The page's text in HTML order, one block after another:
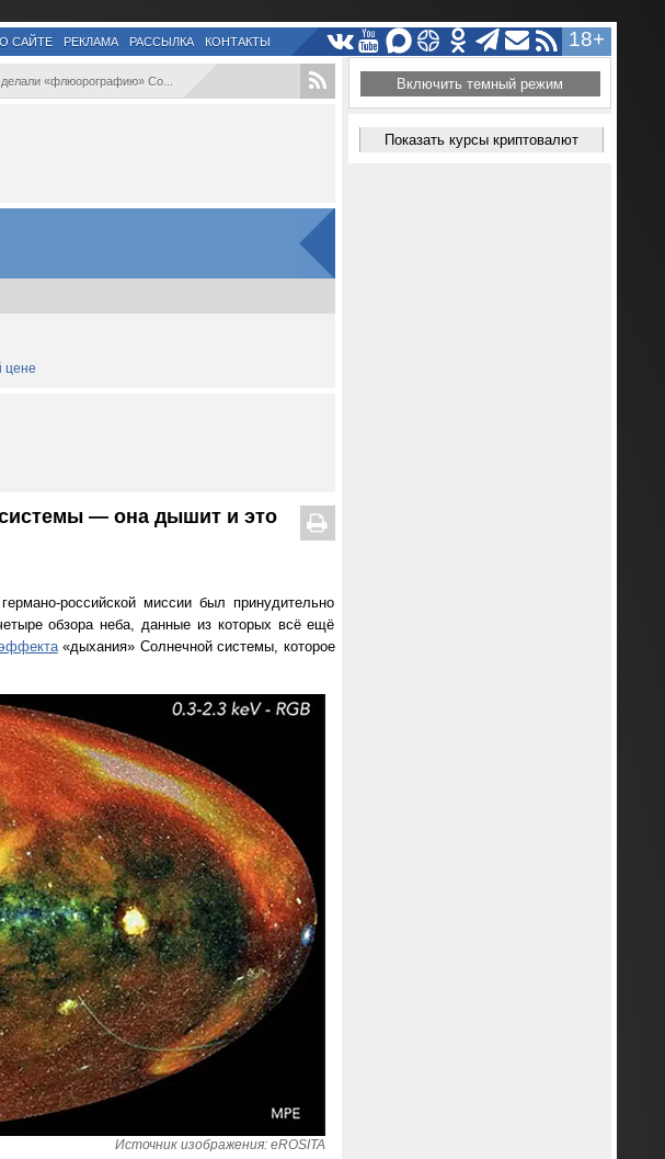
18+
О САЙТЕ РЕКЛАМА РАССЫЛКА КОНТАКТЫ
«флюорографию» Со...
цене
— она дышит и это
российской миссии был принудительно
обзора неба, данные из которых всё ещё
«дыхания» Солнечной системы, которое
Источник изображения: eROSITA
Включить темный режим
Показать курсы криптовалют